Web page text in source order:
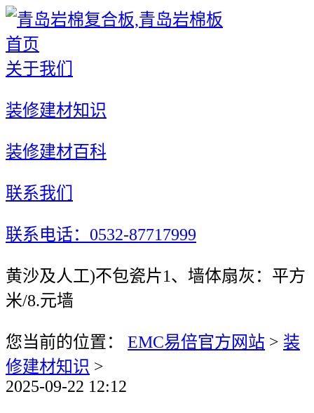
首页
关于我们
装修建材知识
装修建材百科
联系我们
联系电话：0532-87717999
黄沙及人工)不包瓷片1、墙体扇灰：平方
米/8.元墙
您当前的位置： EMC易倍官方网站 > 装
修建材知识 >
2025-09-22 12:12